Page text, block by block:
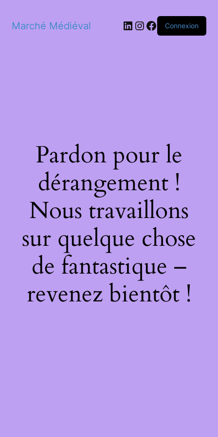
Marché Médiéval LinkedIn
Instagram
Facebook
Connexion
Pardon pour le
dérangement !
Nous travaillons
sur quelque chose
de fantastique –
revenez bientôt !